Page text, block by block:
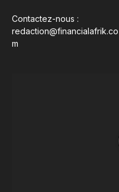
Contactez-nous :
redaction@financialafrik.co
m